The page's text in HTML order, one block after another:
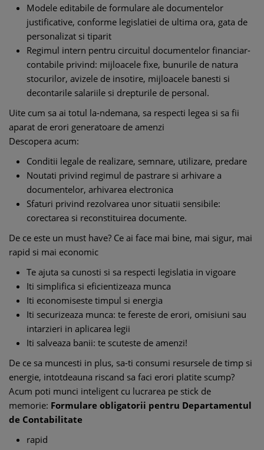
Modele editabile de formulare ale documentelor
justificative, conforme legislatiei de ultima ora, gata de
personalizat si tiparit
Regimul intern pentru circuitul documentelor financiar-
contabile privind: mijloacele fixe, bunurile de natura
stocurilor, avizele de insotire, mijloacele banesti si
decontarile salariile si drepturile de personal.
Uite cum sa ai totul la-ndemana, sa respecti legea si sa fii
aparat de erori generatoare de amenzi
Descopera acum:
Conditii legale de realizare, semnare, utilizare, predare
Noutati privind regimul de pastrare si arhivare a
documentelor, arhivarea electronica
Sfaturi privind rezolvarea unor situatii sensibile:
corectarea si reconstituirea documente.
De ce este un must have? Ce ai face mai bine, mai sigur, mai
rapid si mai economic
Te ajuta sa cunosti si sa respecti legislatia in vigoare
Iti simplifica si eficientizeaza munca
Iti economiseste timpul si energia
Iti securizeaza munca: te fereste de erori, omisiuni sau
intarzieri in aplicarea legii
Iti salveaza banii: te scuteste de amenzi!
De ce sa muncesti in plus, sa-ti consumi resursele de timp si
energie, intotdeauna riscand sa faci erori platite scump?
Acum poti munci inteligent cu lucrarea pe stick de
memorie: Formulare obligatorii pentru Departamentul
de Contabilitate
rapid